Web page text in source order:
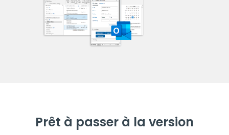
Prêt à passer à la version